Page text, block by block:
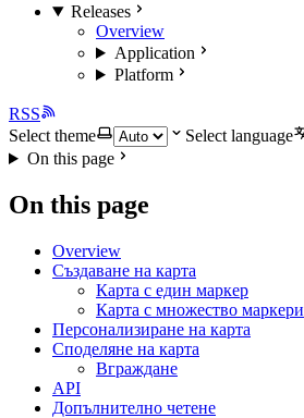
Releases
Overview
Application
Platform
RSS
Select theme
Select language
On this page
On this page
Overview
Създаване на карта
Карта с един маркер
Карта с множество маркери
Персонализиране на карта
Споделяне на карта
Вграждане
API
Допълнително четене